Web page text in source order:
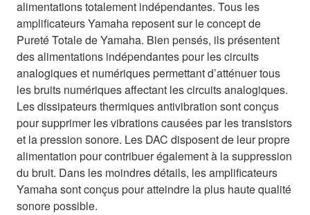
alimentations totalement indépendantes. Tous les
amplificateurs Yamaha reposent sur le concept de
Pureté Totale de Yamaha. Bien pensés, ils présentent
des alimentations indépendantes pour les circuits
analogiques et numériques permettant d’atténuer tous
les bruits numériques affectant les circuits analogiques.
Les dissipateurs thermiques antivibration sont conçus
pour supprimer les vibrations causées par les transistors
et la pression sonore. Les DAC disposent de leur propre
alimentation pour contribuer également à la suppression
du bruit. Dans les moindres détails, les amplificateurs
Yamaha sont conçus pour atteindre la plus haute qualité
sonore possible.